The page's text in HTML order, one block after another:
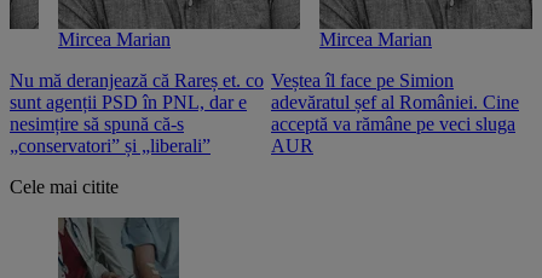
Mircea Marian
Nu mă deranjează că Rareș et. co
sunt agenții PSD în PNL, dar e
nesimțire să spună că-s
„conservatori” și „liberali”
Mircea Marian
Veștea îl face pe Simion
adevăratul șef al României. Cine
acceptă va rămâne pe veci sluga
AUR
Cele mai citite